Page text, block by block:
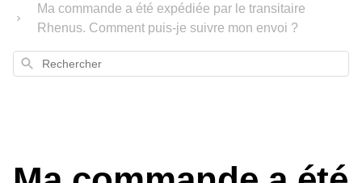
Ma commande a été expédiée par le transitaire
Rhenus. Comment puis-je suivre mon envoi ?
Rechercher